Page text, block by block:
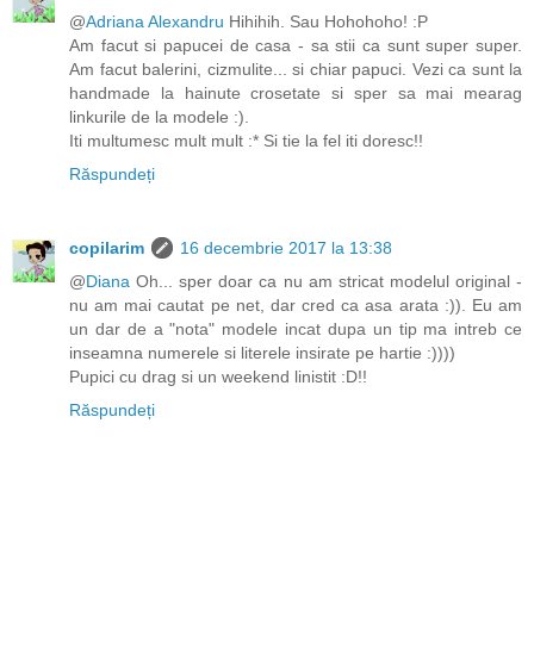
@Adriana Alexandru Hihihih. Sau Hohohoho! :P
Am facut si papucei de casa - sa stii ca sunt super super.
Am facut balerini, cizmulite... si chiar papuci. Vezi ca sunt la
handmade la hainute crosetate si sper sa mai mearag
linkurile de la modele :).
Iti multumesc mult mult :* Si tie la fel iti doresc!!
Răspundeți
copilarim
16 decembrie 2017 la 13:38
@Diana Oh... sper doar ca nu am stricat modelul original -
nu am mai cautat pe net, dar cred ca asa arata :)). Eu am
un dar de a "nota" modele incat dupa un tip ma intreb ce
inseamna numerele si literele insirate pe hartie :))))
Pupici cu drag si un weekend linistit :D!!
Răspundeți